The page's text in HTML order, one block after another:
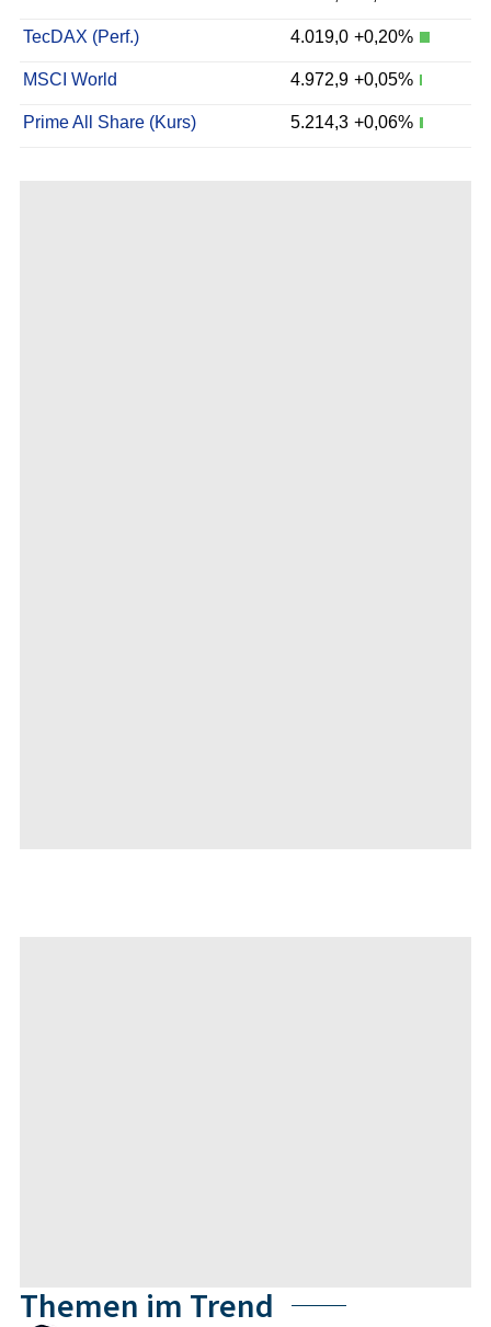
TecDAX (Perf.) 4.019,0 +0,20%
MSCI World 4.972,9 +0,05%
Prime All Share (Kurs) 5.214,3 +0,06%
Themen im Trend